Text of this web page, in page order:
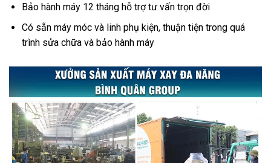
Bảo hành máy 12 tháng hỗ trợ tư vấn trọn đời
Có sẵn máy móc và linh phụ kiện, thuận tiện trong quá
trình sửa chữa và bảo hành máy